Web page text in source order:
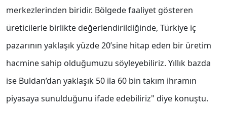
merkezlerinden biridir. Bölgede faaliyet gösteren
üreticilerle birlikte değerlendirildiğinde, Türkiye iç
pazarının yaklaşık yüzde 20’sine hitap eden bir üretim
hacmine sahip olduğumuzu söyleyebiliriz. Yıllık bazda
ise Buldan’dan yaklaşık 50 ila 60 bin takım ihramın
piyasaya sunulduğunu ifade edebiliriz" diye konuştu.